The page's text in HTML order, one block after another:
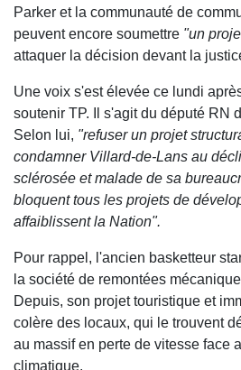
Parker et la communauté de
peuvent encore soumettre "un
attaquer la décision devant la
Une voix s'est élevée ce lundi
soutenir TP. Il s'agit du député RN
Selon lui, "refuser un projet
condamner Villard-de-Lans au
sclérosée et malade de sa
bloquent tous les projets de
affaiblissent la Nation".
Pour rappel, l'ancien basketteur
la société de remontées
Depuis, son projet touristique et
colère des locaux, qui le trouvent
au massif en perte de vitesse face
climatique.